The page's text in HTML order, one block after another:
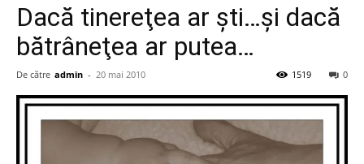
Dacă tinereţea ar şti…şi dacă
bătrâneţea ar putea…
De către admin - 20 mai 2010 0
1519